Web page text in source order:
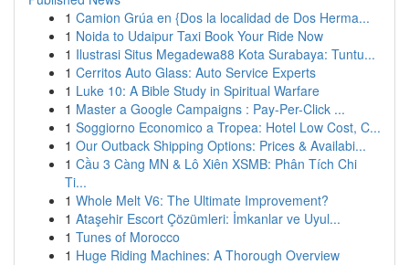
1 Camion Grúa en {Dos la localidad de Dos Herma...
1 Noida to Udaipur Taxi Book Your Ride Now
1 Ilustrasi Situs Megadewa88 Kota Surabaya: Tuntu...
1 Cerritos Auto Glass: Auto Service Experts
1 Luke 10: A Bible Study in Spiritual Warfare
1 Master a Google Campaigns : Pay-Per-Click ...
1 Soggiorno Economico a Tropea: Hotel Low Cost, C...
1 Our Outback Shipping Options: Prices & Availabi...
1 Cầu 3 Càng MN & Lô Xiên XSMB: Phân Tích Chi
Ti...
1 Whole Melt V6: The Ultimate Improvement?
1 Ataşehir Escort Çözümleri: İmkanlar ve Uyul...
1 Tunes of Morocco
1 Huge Riding Machines: A Thorough Overview